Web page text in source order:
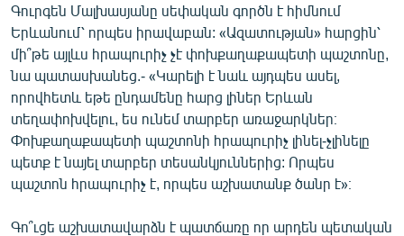
Գուրգեն Մալխասյանը սեփական գործն է հիմնում
Երևանում՝ որպես իրավաբան: «Ազատության» հարցին՝
մի՞թե այլևս հրապուրիչ չէ փոխքաղաքապետի պաշտոնը,
նա պատասխանեց.- «Կարելի է նաև այդպես ասել,
որովհետև եթե ընդամենը հարց լիներ Երևան
տեղափոխվելու, ես ունեմ տարբեր առաջարկներ։
Փոխքաղաքապետի պաշտոնի հրապուրիչ լինել-չլինելը
պետք է նայել տարբեր տեսանկյուններից: Որպես
պաշտոն հրապուրիչ է, որպես աշխատանք ծանր է»։
Գո՞ւցե աշխատավարձն է պատճառը որ արդեն պետական